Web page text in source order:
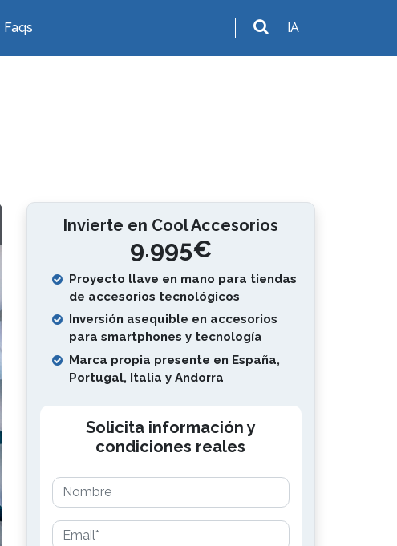
Faqs IA
Invierte en Cool Accesorios
9.995€
Proyecto llave en mano para tiendas
de accesorios tecnológicos
Inversión asequible en accesorios
para smartphones y tecnología
Marca propia presente en España,
Portugal, Italia y Andorra
Solicita información y
condiciones reales